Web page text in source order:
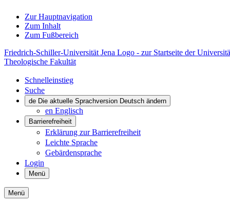
Zur Hauptnavigation
Zum Inhalt
Zum Fußbereich
Friedrich-Schiller-Universität Jena Logo - zur Startseite der
Theologische Fakultät
Schnelleinstieg
Suche
de Die aktuelle Sprachversion Deutsch ändern
en Englisch
Barrierefreiheit
Erklärung zur Barrierefreiheit
Leichte Sprache
Gebärdensprache
Login
Menü
Menü